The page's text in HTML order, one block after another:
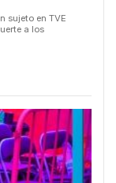
sujeto en TVE
a los